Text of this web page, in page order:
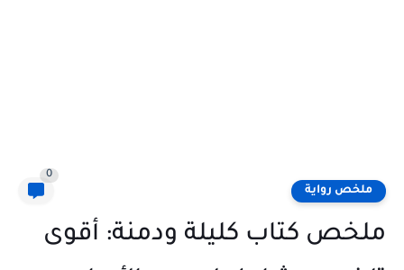
ملخص رواية
0
ملخص كتاب كليلة ودمنة: أقوى